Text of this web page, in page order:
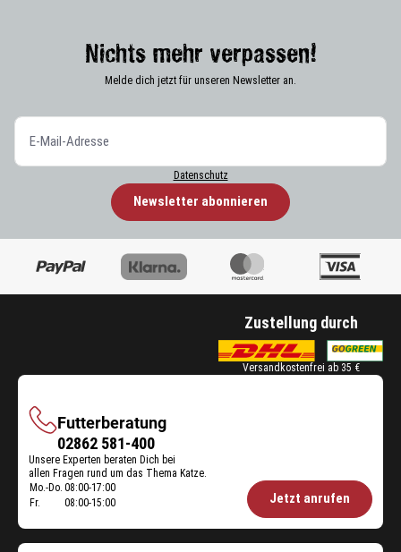
Nichts mehr verpassen!
Melde dich jetzt für unseren Newsletter an.
Datenschutz
Newsletter abonnieren
Zustellung durch
Versandkostenfrei ab 35 €
Futterberatung
Futterberatung
02862 581-400
Unsere Experten beraten Dich bei
allen Fragen rund um das Thema Katze.
Öffnungszeiten
Mo.-Do. 08:00-17:00
Fr.
08:00-15:00 Jetzt anrufen